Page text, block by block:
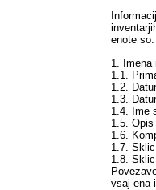
enote so:
1. Imena
1.1.
1.2.
1.3.
1.4. Ime
1.5.
1.6.
1.7.
1.8.
vsaj ena